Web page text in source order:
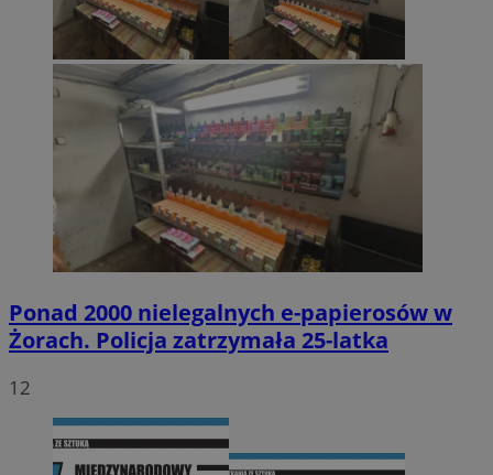
Ponad 2000 nielegalnych e-papierosów w
Żorach. Policja zatrzymała 25-latka
12